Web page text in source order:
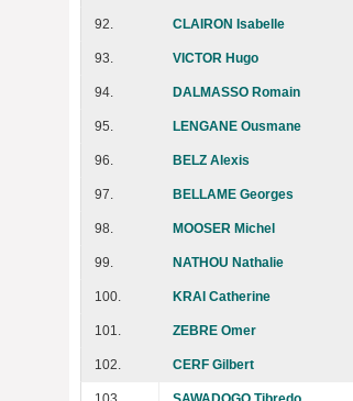
92. CLAIRON Isabelle
93. VICTOR Hugo
94. DALMASSO Romain
95. LENGANE Ousmane
96. BELZ Alexis
97. BELLAME Georges
98. MOOSER Michel
99. NATHOU Nathalie
100. KRAI Catherine
101. ZEBRE Omer
102. CERF Gilbert